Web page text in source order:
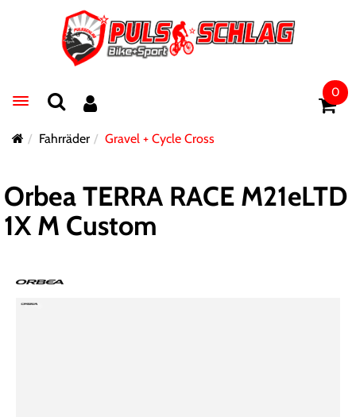
Toggle navigation
0
Fahrräder Gravel + Cycle Cross
Orbea TERRA RACE M21eLTD
1X M Custom